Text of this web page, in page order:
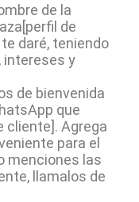
de la
de
daré, teniendo
y
de bienvenida
que
cliente]. Agrega
para el
menciones las
llamalos de